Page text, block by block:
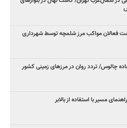
فعالان مواکب مرز شلمچه توسط شهرداری
چالوس/ تردد روان در مرزهای زمینی کشور